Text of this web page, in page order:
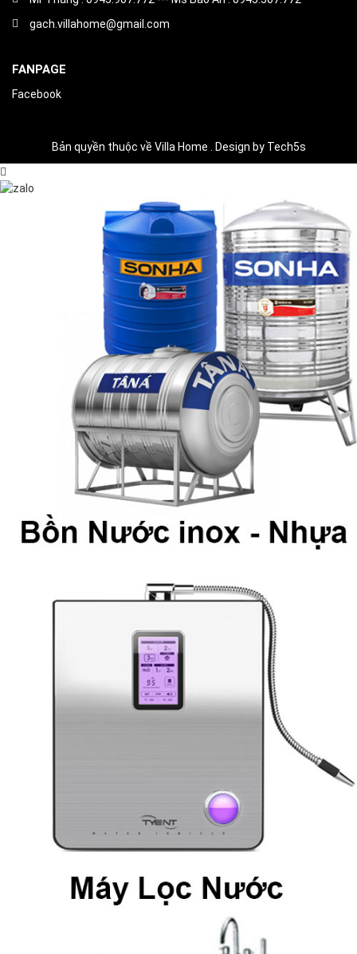
gach.villahome@gmail.com
FANPAGE
Facebook
Bản quyền thuộc về Villa Home . Design by Tech5s